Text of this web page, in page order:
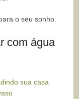
o seu sonho.
com água
sua casa